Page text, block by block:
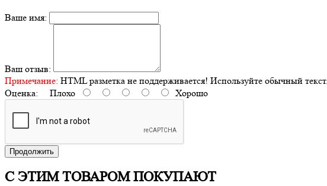
Ваше имя:
Ваш отзыв:
Примечание: HTML разметка не поддерживается! Используйте обычный текст.
Оценка: Плохо Хорошо
Продолжить
С ЭТИМ ТОВАРОМ ПОКУПАЮТ